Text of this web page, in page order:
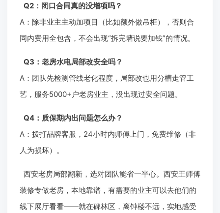
Q2：闭口合同真的没增项吗？
A：除非业主主动加项目（比如额外做吊柜），否则合
同内费用全包含，不会出现“拆完墙说要加钱”的情况。
Q3：老房水电局部改安全吗？
A：团队先检测管线老化程度，局部改也用分槽走管工
艺，服务5000+户老房业主，没出现过安全问题。
Q4：质保期内出问题怎么办？
A：拨打品牌客服，24小时内师傅上门，免费维修（非
人为损坏）。
西安老房局部翻新，选对团队能省一半心。西安王师傅
装修专做老房，本地靠谱，有需要的业主可以去他们的
线下展厅看看——就在碑林区，离钟楼不远，实地感受